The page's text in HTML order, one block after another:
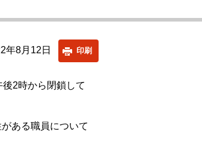
年8月12日 印刷
2時から閉鎖して
ある職員について